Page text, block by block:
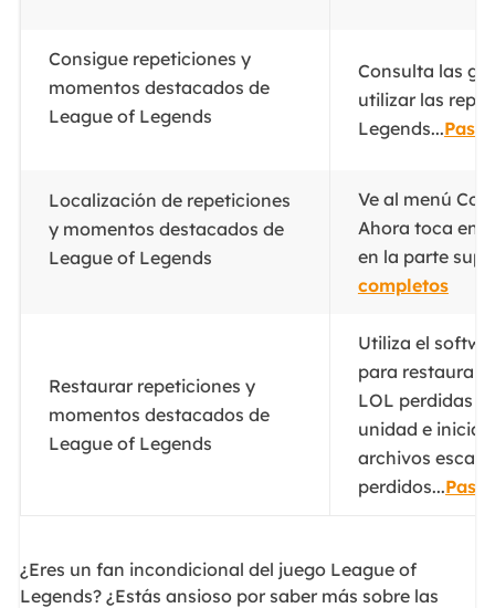
Consigue repeticiones y
momentos destacados de
League of Legends
Consulta las
utilizar las
Legends...
Localización de repeticiones
y momentos destacados de
League of Legends
Ve al menú
Ahora toca en
en la parte
completos
Restaurar repeticiones y
momentos destacados de
League of Legends
Utiliza el
para restaurar
LOL perdidas
unidad e inicia
archivos
perdidos...
¿Eres un fan incondicional del juego League of
Legends? ¿Estás ansioso por saber más sobre las